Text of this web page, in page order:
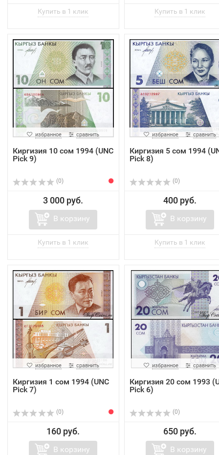
избранное сравнить
Киргизия 10 сом 1994 (UNC
Pick 9)
(0)
3 000 руб.
В корзину
избранное сравнить
Киргизия 5 сом 1994
Pick 8)
(0)
400 руб.
В корзину
избранное сравнить
Киргизия 1 сом 1994 (UNC
Pick 7)
(0)
160 руб.
В корзину
избранное сравнить
Киргизия 20 сом 1993
Pick 6)
(0)
650 руб.
В корзину